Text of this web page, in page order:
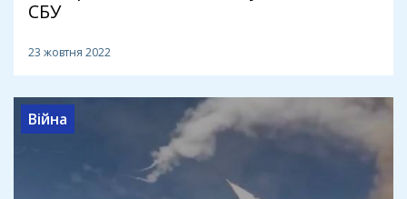
СБУ
23 жовтня 2022
Війна